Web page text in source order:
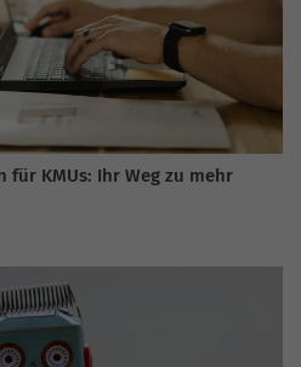
für KMUs: Ihr Weg zu mehr